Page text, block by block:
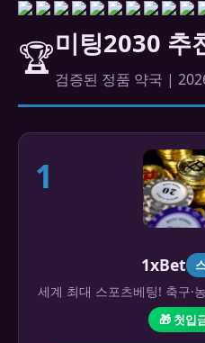
🏆미팅2030 추
검증된 정품 약국 |
1
1xBet
세계 최대 스포츠베팅! 축구·
🎁 첫입